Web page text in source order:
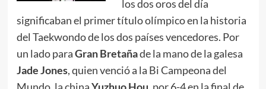
los dos oros del día
significaban el primer título olímpico en la historia
del Taekwondo de los dos países vencedores. Por
un lado paraGran Bretañade la mano de la galesa
Jade Jones, quien venció a la Bi Campeona del